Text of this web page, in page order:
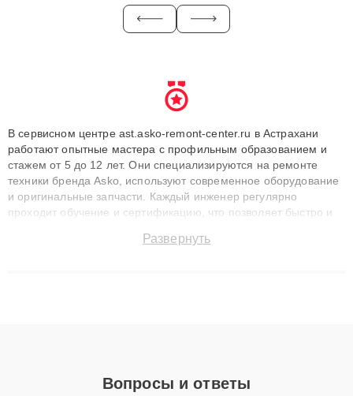
В сервисном центре ast.asko-remont-center.ru в Астрахани
работают опытные мастера с профильным образованием и
стажем от 5 до 12 лет. Они специализируются на ремонте
техники бренда Asko, используют современное оборудование
и оригинальные запчасти. Каждый инженер регулярно
проходит обучение и сертификацию, что позволяет быстро и
сохранением гарантии до 3 лет. Наши мастера решают
Развернуть
Вопросы и ответы